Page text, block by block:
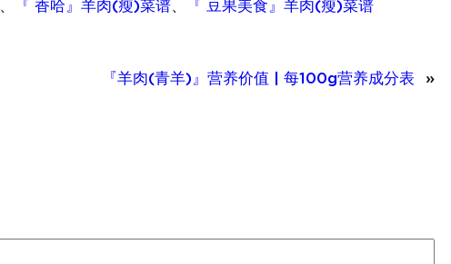
、 『 香哈』羊肉(瘦)菜谱、 『 豆果美食』羊肉(瘦)菜谱
『羊肉(青羊)』营养价值 | 每100g营养成分表 »